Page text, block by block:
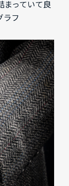
まっていて良
ラフ